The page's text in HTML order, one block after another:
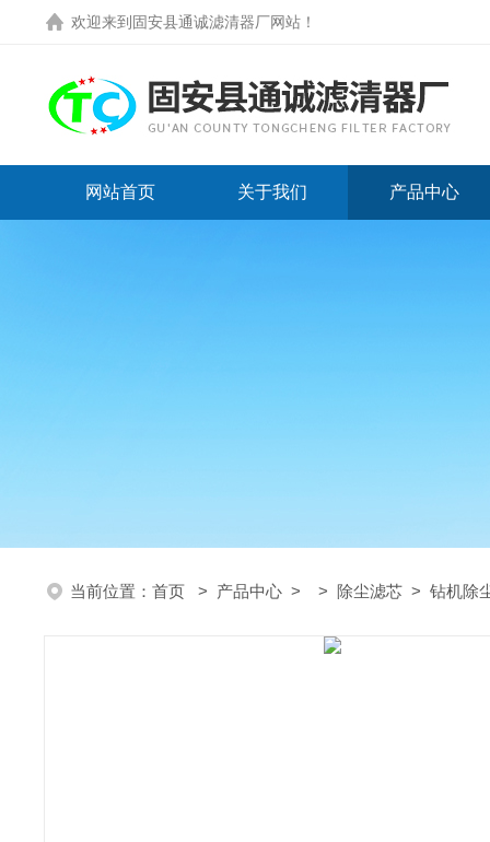
欢迎来到 固安县通诚滤清器厂网站 ！
网站首页 关于我们 产品中心
当前位置： 首页 > 产品中心 > > 除尘滤芯 > 钻机除